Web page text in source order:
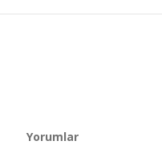
Yorumlar